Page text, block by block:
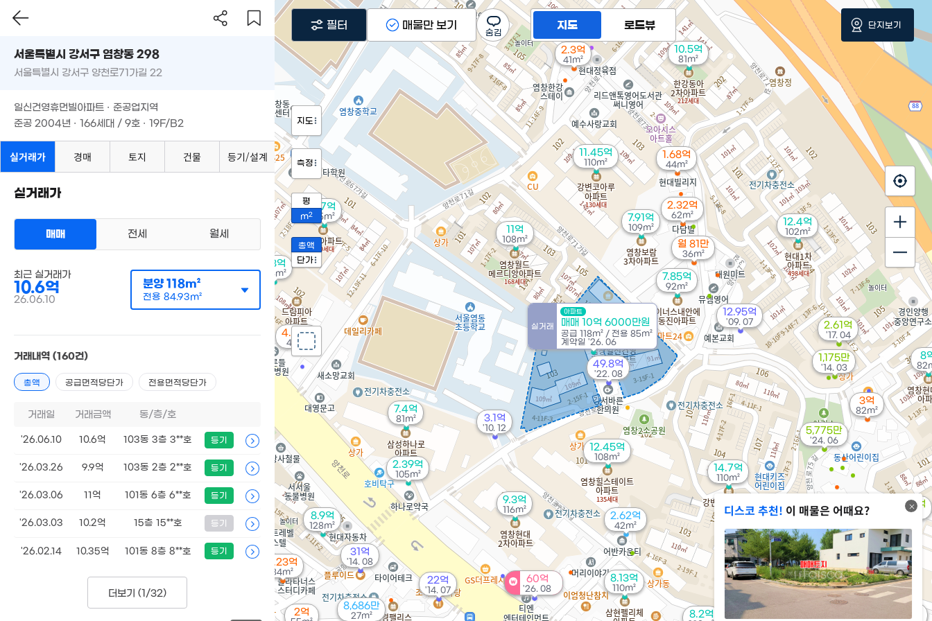
60억
'26. 08
8
9.3억
116m²
14.7억
110m²
8.2억
1.68억
44m²
12.4억
102m²
11억
108m²
10.5억
81m²
실거래
아파트
매매 10억 6000만원
공급 118m² / 전용 85m²
계약일 '26. 06
6.7억
85m²
7.85억
92m²
7.4억
81m²
7.91억
109m²
11.45억
110m²
8.3억
103m²
8.13억
110m²
12.45억
108m²
2억
3.94억
50m²
월 81만
36m²
2.23억
34m²
8.9억
128m²
5,775만
'24. 06
3억
82m²
49.8억
'22. 08
2.62억
42m²
4.79억
42m²
2.3억
41m²
8,686만
27m²
2.32억
62m²
2.61억
'17. 04
2.39억
105m²
65m²
31억
'14. 08
22억
'14. 07
1,175만
'14. 03
13.01억
'11. 06
3.1억
'10. 12
12.95억
'09. 07
디스코 추천! 이 매물은 어때요?
지도 로드뷰
지도
측정
평
m2
총액
단가
필터 매물만 보기 단지보기
서울특별시 강서구 염창동 298
서울특별시 강서구 양천로71가길 22
일신건영휴먼빌아파트 · 준공업지역
준공 2004년 · 166세대 / 9호 · 19F/B2
실거래가 경매 토지 건물 등기/설계
실거래가
매매 전세 월세
최근 실거래가
10.6억
26.06.10
분양118m²
전용 84.93m²
거래내역 (160건)
총액 공급면적당단가 전용면적당단가
거래일 거래금액 동/층/호
'26.06.10 10.6억 103동 3층 3**호 등기
'26.03.26 9.9억 103동 2층 2**호 등기
'26.03.06 11억 101동 6층 6**호 등기
'26.03.03 10.2억 15층 15**호 등기
'26.02.14 10.35억 101동 8층 8**호 등기
더보기 (1/32)